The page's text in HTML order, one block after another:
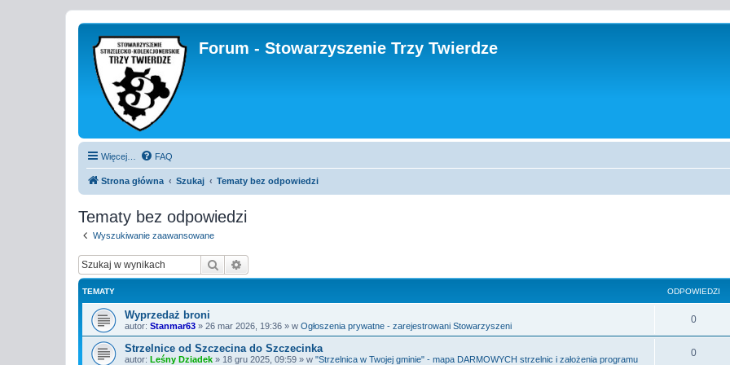
Forum - Stowarzyszenie Trzy Twierdze
Więcej… FAQ
Strona główna Szukaj Tematy bez odpowiedzi
Tematy bez odpowiedzi
Wyszukiwanie zaawansowane
Szukaj
TEMATY ODPOWIEDZI
Wyprzedaż broni
autor: Stanmar63 » 26 mar 2026, 19:36 » w Ogłoszenia prywatne - zarejestrowani Stowarzyszeni
0O
d
Strzelnice od Szczecina do Szczecinka
autor: Leśny Dziadek » 18 gru 2025, 09:59 » w "Strzelnica w Twojej gminie" - mapa DARMOWYCH strzelnic i założenia programu
0O